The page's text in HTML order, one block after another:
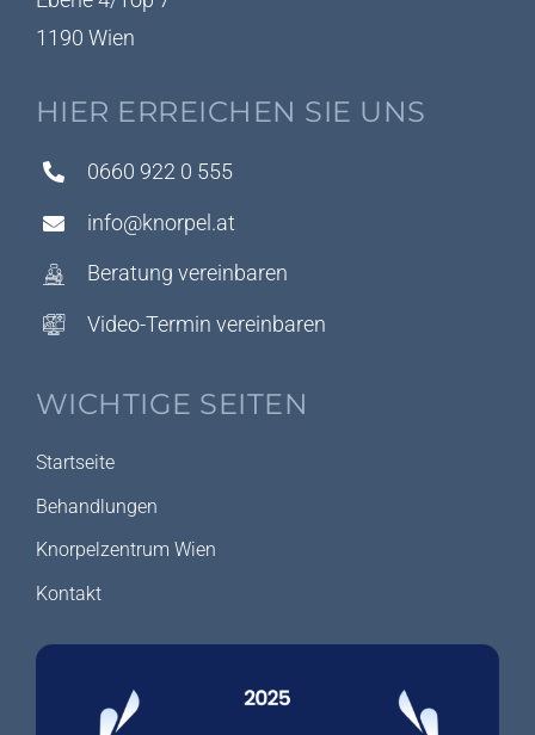
1190 Wien
HIER ERREICHEN SIE UNS
0660 922 0 555
info@knorpel.at
Beratung vereinbaren
Video-Termin vereinbaren
WICHTIGE SEITEN
Startseite
Behandlungen
Knorpelzentrum Wien
Kontakt